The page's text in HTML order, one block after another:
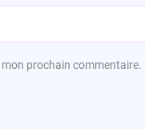
prochain commentaire.